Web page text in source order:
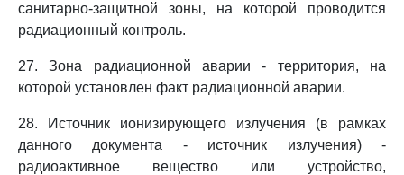
санитарно-защитной зоны, на которой проводится
радиационный контроль.
27. Зона радиационной аварии - территория, на
которой установлен факт радиационной аварии.
28. Источник ионизирующего излучения (в рамках
данного документа - источник излучения) -
радиоактивное вещество или устройство,